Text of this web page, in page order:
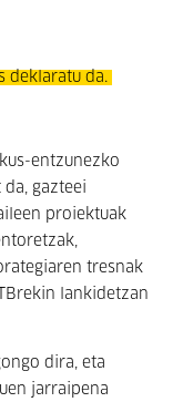
deklaratu da.
entzunezko
gazteei
proiektuak
tresnak
lankidetzan
dira, eta
jarraipena